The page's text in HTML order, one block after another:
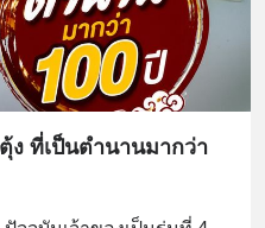
ง ที่เป็นตำนานมากว่า